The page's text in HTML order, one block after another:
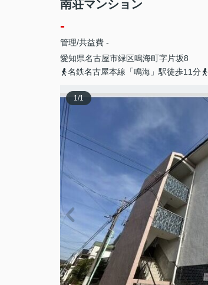
南荘マンション
-
管理/共益費 -
愛知県名古屋市緑区鳴海町字片坂8
名鉄名古屋本線「鳴海」駅徒歩11分
1/1